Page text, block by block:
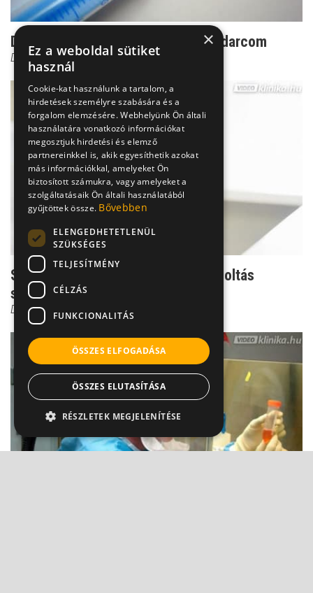
Dr. Czeizel: Ez az én személyes kudarcom
Dr. Czeizel Endre
Száraz, hurutos köhögés - A H1N1 oltás
szövődménye?
Dr. Mucsi János
×
Ez a weboldal sütiket
használ
Cookie-kat használunk a tartalom, a
hirdetések személyre szabására és a
forgalom elemzésére. Webhelyünk Ön általi
használatára vonatkozó információkat
megosztjuk hirdetési és elemző
partnereinkkel is, akik egyesíthetik azokat
más információkkal, amelyeket Ön
biztosított számukra, vagy amelyeket a
szolgáltatásaik Ön általi használatából
gyűjtöttek össze. Bővebben
ELENGEDHETETLENÜL
SZÜKSÉGES
TELJESÍTMÉNY
CÉLZÁS
FUNKCIONALITÁS
ÖSSZES ELFOGADÁSA
ÖSSZES ELUTASÍTÁSA
RÉSZLETEK MEGJELENÍTÉSE